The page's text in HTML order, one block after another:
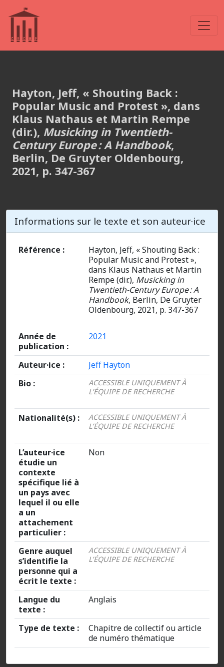
Hayton, Jeff, « Shouting Back :
Popular Music and Protest », dans
Klaus Nathaus et Martin Rempe
(dir.), Musicking in Twentieth-
Century Europe : A Handbook,
Berlin, De Gruyter Oldenbourg,
2021, p. 347-367
Informations sur le texte et son auteur·ice
Référence :
Hayton, Jeff, « Shouting Back :
Popular Music and Protest »,
dans Klaus Nathaus et Martin
Rempe (dir.), Musicking in
Twentieth-Century Europe : A
Handbook, Berlin, De Gruyter
Oldenbourg, 2021, p. 347-367
Année de
publication :
2021
Auteur·ice :
Jeff Hayton
Bio :
ACCESSIBLE UNIQUEMENT À
L’ÉQUIPE DE RECHERCHE
Nationalité(s) :
ACCESSIBLE UNIQUEMENT À
L’ÉQUIPE DE RECHERCHE
L’auteur·ice
étudie un
contexte
spécifique lié à
un pays avec
lequel il ou elle
a un
attachement
particulier :
Non
Genre auquel
s’identifie la
personne qui a
écrit le texte :
ACCESSIBLE UNIQUEMENT À
L’ÉQUIPE DE RECHERCHE
Langue du
texte :
Anglais
Type de texte :
Chapitre de collectif ou article
de numéro thématique